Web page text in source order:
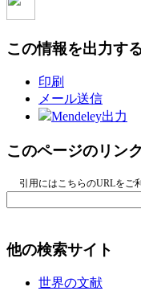
この情報を出力す
印刷
メール送信
Mendeley出力
このページのリンク
引用にはこちらのURLをご
他の検索サイト
世界の文献